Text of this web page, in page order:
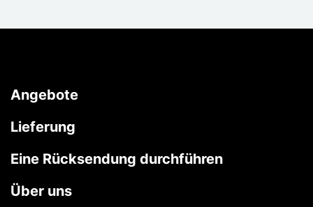
Angebote
Lieferung
Eine Rücksendung durchführen
Über uns